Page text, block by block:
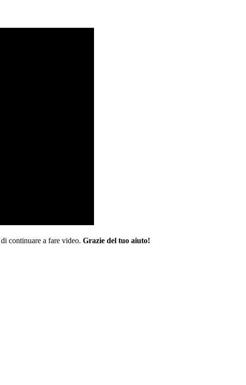
continuare a fare video. Grazie del tuo aiuto!